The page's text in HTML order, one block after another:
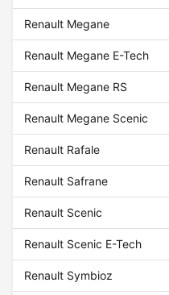
Renault Megane
Renault Megane E-Tech
Renault Megane RS
Renault Megane Scenic
Renault Rafale
Renault Safrane
Renault Scenic
Renault Scenic E-Tech
Renault Symbioz